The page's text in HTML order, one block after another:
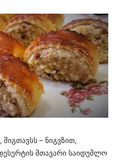
– ნიგვზით,
მთავარი საიდუმლო